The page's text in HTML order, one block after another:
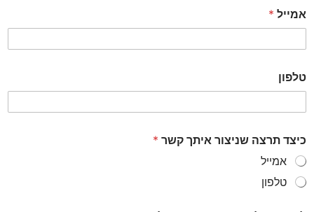
אמייל *
טלפון
כיצד תרצה שניצור איתך קשר *
אמייל
טלפון